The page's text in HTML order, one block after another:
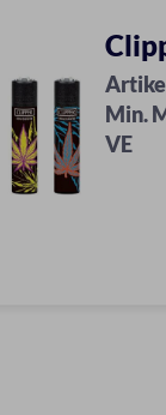
Min.
VE